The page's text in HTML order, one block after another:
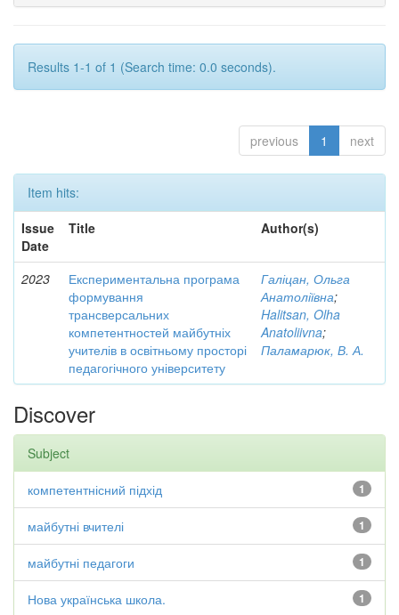
Results 1-1 of 1 (Search time: 0.0 seconds).
previous 1 next
Item hits:
Issue
Date
Title Author(s)
2023
Експериментальна програма
формування
трансверсальних
компетентностей майбутніх
учителів в освітньому просторі
педагогічного університету
Галіцан, Ольга
Анатоліївна;
Halitsan, Olha
Anatoliivna;
Паламарюк, В. А.
Discover
Subject
1
компетентнісний підхід
1
майбутні вчителі
1
майбутні педагоги
1
Нова українська школа.